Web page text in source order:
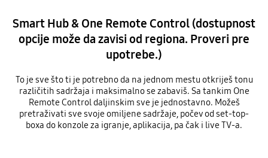
Smart Hub & One Remote Control (dostupnost
opcije može da zavisi od regiona. Proveri pre
upotrebe.)
To je sve što ti je potrebno da na jednom mestu otkriješ tonu
različitih sadržaja i maksimalno se zabaviš. Sa tankim One
Remote Control daljinskim sve je jednostavno. Možeš
pretraživati sve svoje omiljene sadržaje, počev od set-top-
boxa do konzole za igranje, aplikacija, pa čak i live TV-a.